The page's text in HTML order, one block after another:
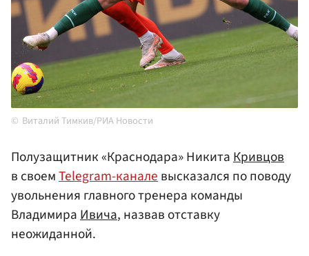
Виталий Тимкив/РИА Новости
Полузащитник «Краснодара» НикитаКривцов
в своемTelegram-каналевысказался по поводу
увольнения главного тренера команды
ВладимираИвича, назвав отставку
неожиданной.